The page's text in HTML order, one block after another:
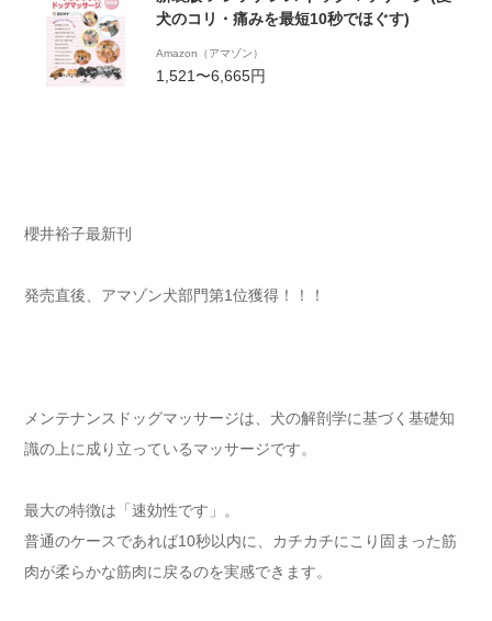
犬のコリ・痛みを最短10秒でほぐす)
Amazon（アマゾン）
1,521〜6,665円
櫻井裕子最新刊
発売直後、アマゾン犬部門第1位獲得！！！
メンテナンスドッグマッサージは、犬の解剖学に基づく基礎知
識の上に成り立っているマッサージです。
最大の特徴は「速効性です」。
普通のケースであれば10秒以内に、カチカチにこり固まった筋
肉が柔らかな筋肉に戻るのを実感できます。